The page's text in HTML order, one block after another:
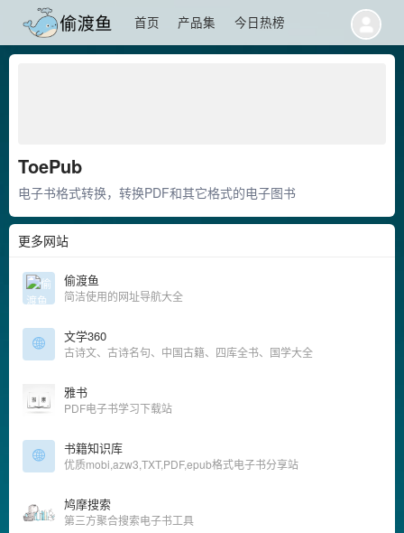
首页 产品集 今日热榜
ToePub
电子书格式转换，转换PDF和其它格式的电子图书
更多网站
偷渡鱼
简洁使用的网址导航大全
文学360
古诗文、古诗名句、中国古籍、四库全书、国学大全
雅书
PDF电子书学习下载站
书籍知识库
优质mobi,azw3,TXT,PDF,epub格式电子书分享站
鸠摩搜索
第三方聚合搜索电子书工具